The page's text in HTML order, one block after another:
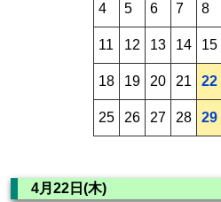
4 5 6 7 8
11 12 13 14 15
18 19 20 21 22
25 26 27 28 29
4月22日(木)